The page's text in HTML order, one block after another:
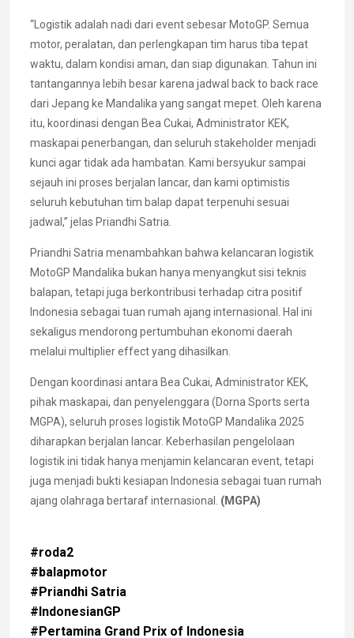
“Logistik adalah nadi dari event sebesar MotoGP. Semua
motor, peralatan, dan perlengkapan tim harus tiba tepat
waktu, dalam kondisi aman, dan siap digunakan. Tahun ini
tantangannya lebih besar karena jadwal back to back race
dari Jepang ke Mandalika yang sangat mepet. Oleh karena
itu, koordinasi dengan Bea Cukai, Administrator KEK,
maskapai penerbangan, dan seluruh stakeholder menjadi
kunci agar tidak ada hambatan. Kami bersyukur sampai
sejauh ini proses berjalan lancar, dan kami optimistis
seluruh kebutuhan tim balap dapat terpenuhi sesuai
jadwal,” jelas Priandhi Satria.
Priandhi Satria menambahkan bahwa kelancaran logistik
MotoGP Mandalika bukan hanya menyangkut sisi teknis
balapan, tetapi juga berkontribusi terhadap citra positif
Indonesia sebagai tuan rumah ajang internasional. Hal ini
sekaligus mendorong pertumbuhan ekonomi daerah
melalui multiplier effect yang dihasilkan.
Dengan koordinasi antara Bea Cukai, Administrator KEK,
pihak maskapai, dan penyelenggara (Dorna Sports serta
MGPA), seluruh proses logistik MotoGP Mandalika 2025
diharapkan berjalan lancar. Keberhasilan pengelolaan
logistik ini tidak hanya menjamin kelancaran event, tetapi
juga menjadi bukti kesiapan Indonesia sebagai tuan rumah
ajang olahraga bertaraf internasional. (MGPA)
#roda2
#balapmotor
#Priandhi Satria
#IndonesianGP
#Pertamina Grand Prix of Indonesia